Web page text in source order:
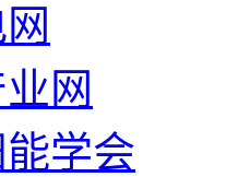
网
能学会